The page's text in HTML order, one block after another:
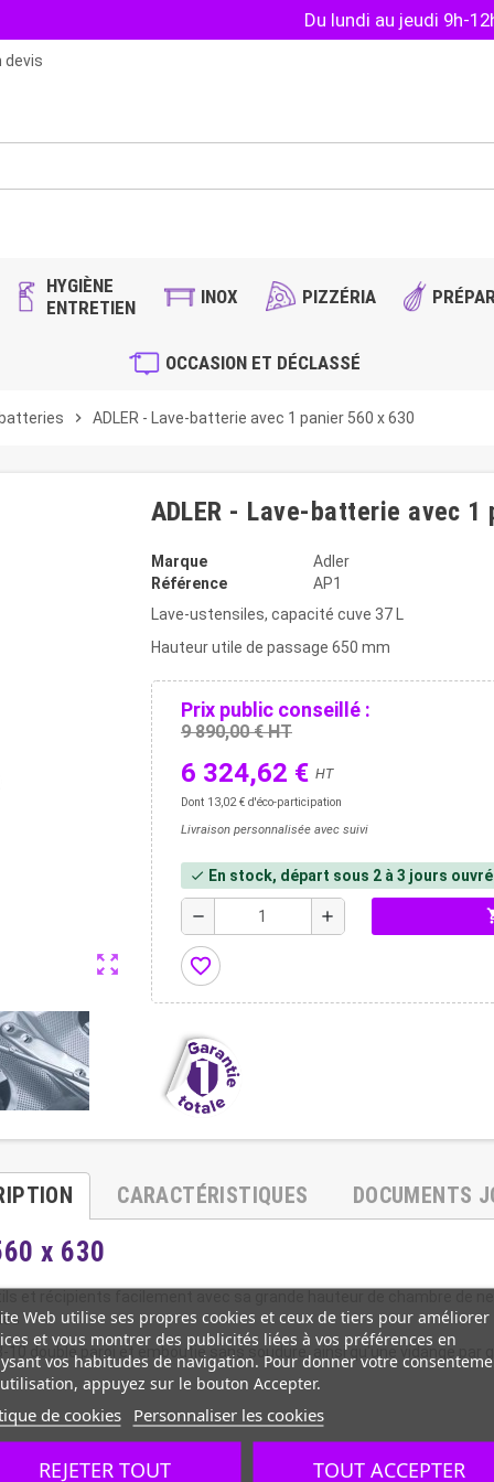
Du lundi au jeudi 9h-
devis
HYGIÈNE
ENTRETIEN
INOX PIZZÉRIA
OCCASION ET DÉCLASSÉ
chevron_right ADLER - Lave-batterie avec 1 panier 560 x 630
zoom_out_map
ADLER - Lave-batterie avec 1
Marque
Adler
Référence
AP1
Lave-ustensiles, capacité cuve 37 L
Hauteur utile de passage 650 mm
Prix public conseillé :
9 890,00 € HT
6 324,62 € HT
Dont 13,02 € d'éco-participation
Livraison personnalisée avec suivi
check En stock, départ sous 2 à 3 jours
remove add
favorite_border
CARACTÉRISTIQUES DOCUMENTS
x 630
et récipients facilement avec sa grande hauteur de chambre de
double paroi et emboutie sans soudure, ainsi qu'une vidange par
Web utilise ses propres cookies et ceux de tiers pour améliorer
et vous montrer des publicités liées à vos préférences en
vos habitudes de navigation. Pour donner votre
appuyez sur le bouton Accepter.
de cookies Personnaliser les cookies
REJETER TOUT TOUT ACCEPTER